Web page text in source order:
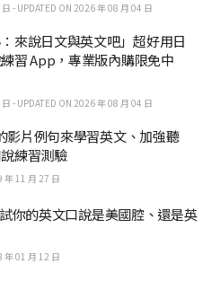
- UPDATED ON 2026 年 08 月 04 日
：來說日文與英文吧」超好用日
習 App，專業版內購限免中
- UPDATED ON 2026 年 08 月 04 日
影片例句來學習英文、加強聽
練習測驗
年 11 月 27 日
你的英文口說是美國腔、還是英
年 01 月 12 日